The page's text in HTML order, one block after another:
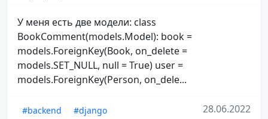
У меня есть две модели: class
BookComment(models.Model): book =
models.ForeignKey(Book, on_delete =
models.SET_NULL, null = True) user =
models.ForeignKey(Person, on_dele...
#backend
#django
28.06.2022